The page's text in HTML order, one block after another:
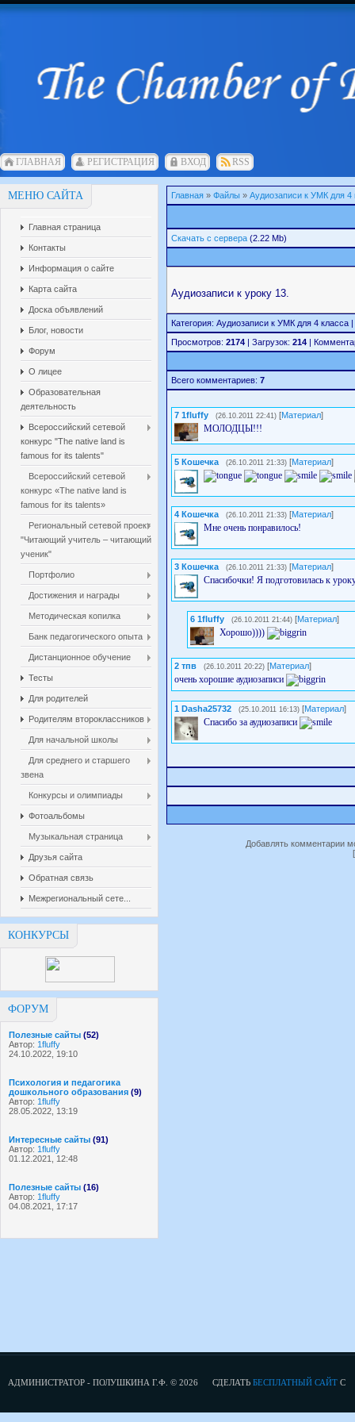
ГЛАВНАЯ РЕГИСТРАЦИЯ ВХОД RSS
МЕНЮ САЙТА
Главная страница
Контакты
Информация о сайте
Карта сайта
Доска объявлений
Блог, новости
Форум
О лицее
Образовательная
деятельность
Всероссийский сетевой
конкурс "The native land is
famous for its talents"
Всероссийский сетевой
конкурс «The native land is
famous for its talents»
Региональный сетевой проект
"Читающий учитель – читающий
ученик"
Портфолио
Достижения и награды
Методическая копилка
Банк педагогического опыта
Дистанционное обучение
Тесты
Для родителей
Родителям второклассников
Для начальной школы
Для среднего и старшего
звена
Конкурсы и олимпиады
Фотоальбомы
Музыкальная страница
Друзья сайта
Обратная связь
Межрегиональный сете...
КОНКУРСЫ
ФОРУМ
Полезные сайты (52)
Автор: 1fluffy
24.10.2022, 19:10
Психология и педагогика
дошкольного образования (9)
Автор: 1fluffy
28.05.2022, 13:19
Интересные сайты (91)
Автор: 1fluffy
01.12.2021, 12:48
Полезные сайты (16)
Автор: 1fluffy
04.08.2021, 17:17
Главная » Файлы » Аудиозаписи к УМК для 4
Скачать с сервера (2.22 Mb)
Аудиозаписи к уроку 13.
Категория: Аудиозаписи к УМК для 4 класса
Просмотров: 2174 | Загрузок: 214 |
Всего комментариев: 7
7 1fluffy (26.10.2011 22:41) [Материал]
МОЛОДЦЫ!!!
5 Кошечка (26.10.2011 21:33) [Материал]
4 Кошечка (26.10.2011 21:33) [Материал]
Мне очень понравилось!
3 Кошечка (26.10.2011 21:33) [Материал]
Спасибочки! Я подготовилась к
6 1fluffy (26.10.2011 21:44) [Материал]
Хорошо))))
2 тпв (26.10.2011 20:22) [Материал]
очень хорошие аудиозаписи
1 Dasha25732 (25.10.2011 16:13) [Материал]
Спасибо за аудиозаписи
Добавлять комментарии
АДМИНИСТРАТОР - ПОЛУШКИНА Г.Ф. © 2026 СДЕЛАТЬ БЕСПЛАТНЫЙ САЙТ С